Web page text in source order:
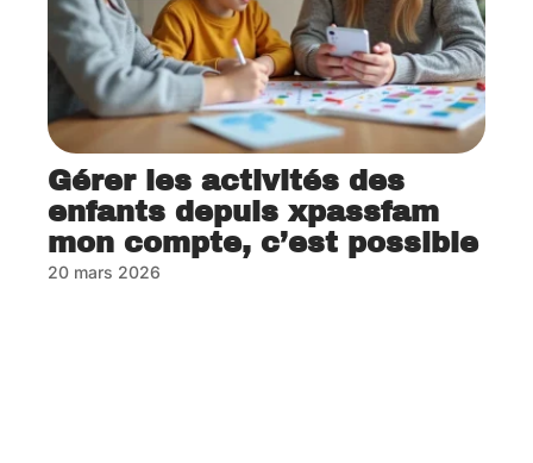
Gérer les activités des
enfants depuis xpassfam
mon compte, c’est possible
20 mars 2026